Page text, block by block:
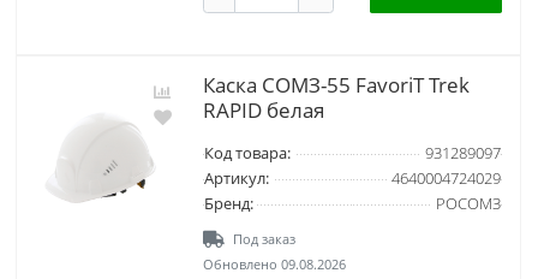
Каска СОМЗ-55 FavoriT Trek
RAPID белая
Код товара:
931289097
Артикул:
4640004724029
Бренд:
РОСОМЗ
Под заказ
Обновлено 09.08.2026